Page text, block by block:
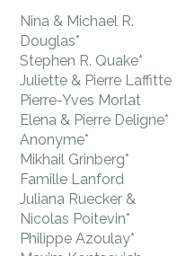
Nina & Michael R.
Douglas*
Stephen R. Quake*
Juliette & Pierre Laffitte
Pierre-Yves Morlat
Elena & Pierre Deligne*
Anonyme*
Mikhail Grinberg*
Famille Lanford
Juliana Ruecker &
Nicolas Poitevin*
Philippe Azoulay*